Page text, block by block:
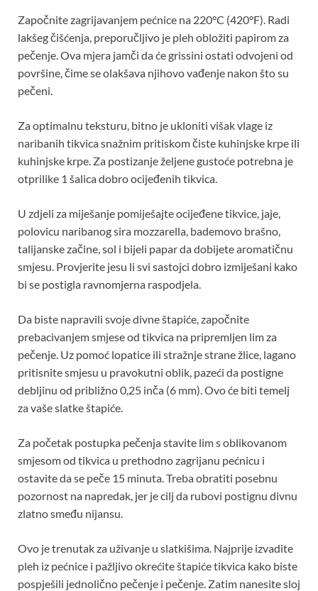
Započnite zagrijavanjem pećnice na 220°C (420°F). Radi
lakšeg čišćenja, preporučljivo je pleh obložiti papirom za
pečenje. Ova mjera jamči da će grissini ostati odvojeni od
površine, čime se olakšava njihovo vađenje nakon što su
pečeni.
Za optimalnu teksturu, bitno je ukloniti višak vlage iz
naribanih tikvica snažnim pritiskom čiste kuhinjske krpe ili
kuhinjske krpe. Za postizanje željene gustoće potrebna je
otprilike 1 šalica dobro ocijeđenih tikvica.
U zdjeli za miješanje pomiješajte ocijeđene tikvice, jaje,
polovicu naribanog sira mozzarella, bademovo brašno,
talijanske začine, sol i bijeli papar da dobijete aromatičnu
smjesu. Provjerite jesu li svi sastojci dobro izmiješani kako
bi se postigla ravnomjerna raspodjela.
Da biste napravili svoje divne štapiće, započnite
prebacivanjem smjese od tikvica na pripremljen lim za
pečenje. Uz pomoć lopatice ili stražnje strane žlice, lagano
pritisnite smjesu u pravokutni oblik, pazeći da postigne
debljinu od približno 0,25 inča (6 mm). Ovo će biti temelj
za vaše slatke štapiće.
Za početak postupka pečenja stavite lim s oblikovanom
smjesom od tikvica u prethodno zagrijanu pećnicu i
ostavite da se peče 15 minuta. Treba obratiti posebnu
pozornost na napredak, jer je cilj da rubovi postignu divnu
zlatno smeđu nijansu.
Ovo je trenutak za uživanje u slatkišima. Najprije izvadite
pleh iz pećnice i pažljivo okrećite štapiće tikvica kako biste
pospješili jednolično pečenje i pečenje. Zatim nanesite sloj